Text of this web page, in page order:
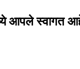
आपले स्वागत